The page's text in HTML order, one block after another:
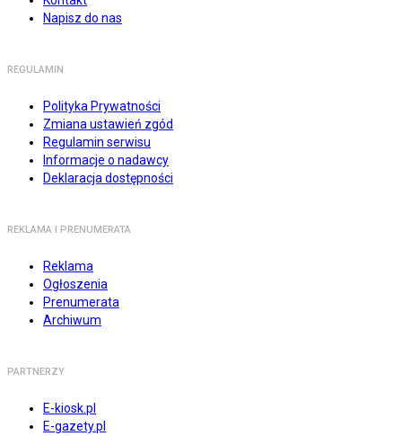
Napisz do nas
REGULAMIN
Polityka Prywatności
Zmiana ustawień zgód
Regulamin serwisu
Informacje o nadawcy
Deklaracja dostępności
REKLAMA I PRENUMERATA
Reklama
Ogłoszenia
Prenumerata
Archiwum
PARTNERZY
E-kiosk.pl
E-gazety.pl